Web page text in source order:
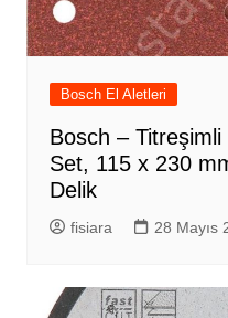
Bosch El Aletleri
Bosch – Titreşimli
Set, 115 x 230
Delik
fisiara 28 Mayıs